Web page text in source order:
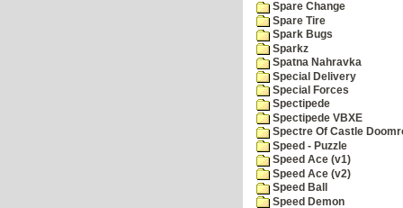
Spare Change
Spare Tire
Spark Bugs
Sparkz
Spatna Nahravka
Special Delivery
Special Forces
Spectipede
Spectipede VBXE
Spectre Of Castle
Speed - Puzzle
Speed Ace (v1)
Speed Ace (v2)
Speed Ball
Speed Demon